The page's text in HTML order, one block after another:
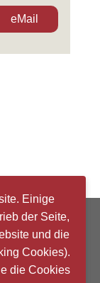
eMail
Einige
der Seite,
und die
Cookies).
die Cookies